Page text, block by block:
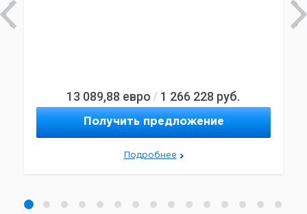
13 089,88 евро / 1 266 228 руб.
Получить предложение
Подробнее